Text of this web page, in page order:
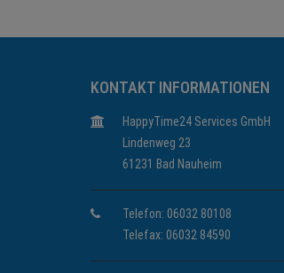
KONTAKT INFORMATIONEN
HappyTime24 Services GmbH
Lindenweg 23
61231 Bad Nauheim
Telefon: 06032 80108
Telefax: 06032 84590